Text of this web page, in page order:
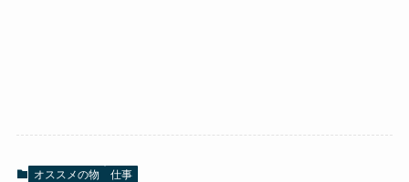
オススメの物 仕事